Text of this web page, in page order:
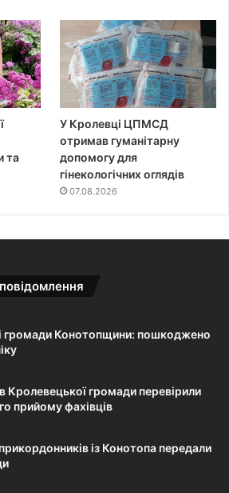
та
У Кролевці ЦПМСД
отримав гуманітарну
допомогу для
гінекологічних оглядів
07.08.2026
громади Конотопщини: пошкоджено
громади перевірили
прийому фахівців
із Конотопа передали